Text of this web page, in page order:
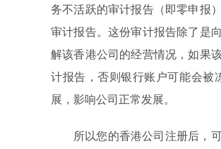
务不活跃的审计报告（即零申报
审计报告。这份审计报告除了是
解该香港公司的经营情况，如果
计报告，否则银行账户可能会被
展，影响公司正常发展。
所以您的香港公司注册后，